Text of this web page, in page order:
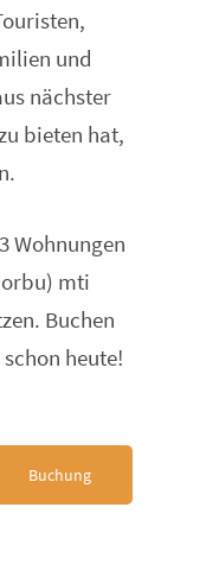
und
nächster
bieten hat,
Wohnungen
mti
Buchen
heute!
Buchung